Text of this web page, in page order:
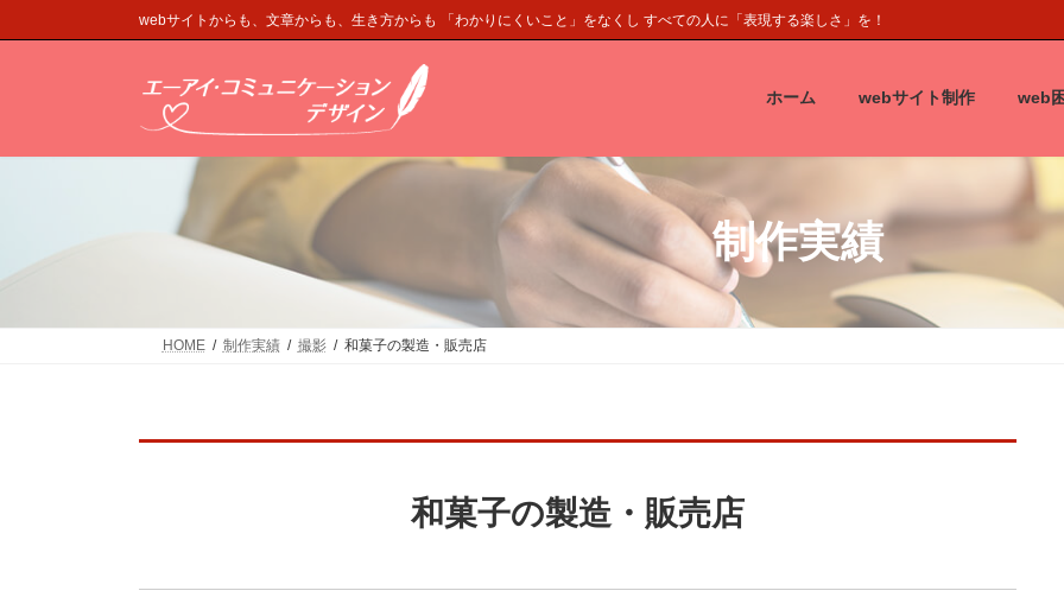
ン
へ
プ
ビ
ョ
動
webサイトからも、文章からも、生き方からも 「わかりにくいこと」をなくし すべての人に「表現する楽しさ」を！
ホーム webサイト制作 web
制作実績
HOME 制作実績 撮影 和菓子の製造・販売店
和菓子の製造・販売店